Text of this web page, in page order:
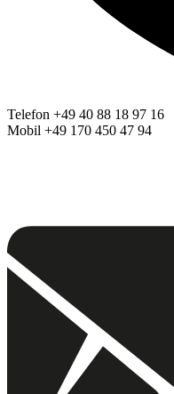
Telefon +49 40 88 18 97 16
Mobil +49 170 450 47 94